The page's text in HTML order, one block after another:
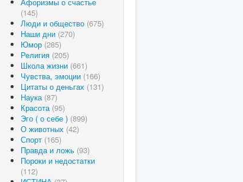
(145)
Люди и общество (675)
Наши дни (270)
Юмор (285)
Религия (205)
Школа жизни (661)
Чувства, эмоции (166)
Цитаты о деньгах (131)
Наука (87)
Красота (95)
Эго ( о себе ) (899)
О животных (42)
Спорт (165)
Правда и ложь (93)
Пороки и недостатки
(112)